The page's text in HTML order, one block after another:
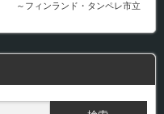
～フィンランド・タンペレ市立